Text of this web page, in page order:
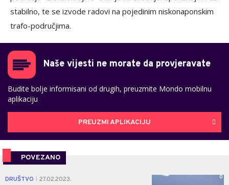
stabilno, te se izvode radovi na pojedinim niskonaponskim
trafo-područjima.
Naše vijesti ne morate da provjeravate
Budite bolje informisani od drugih, preuzmite Mondo mobilnu
aplikaciju
PREUZMI APLIKACIJU
POVEZANO
DRUŠTVO 27.02.2023. 0